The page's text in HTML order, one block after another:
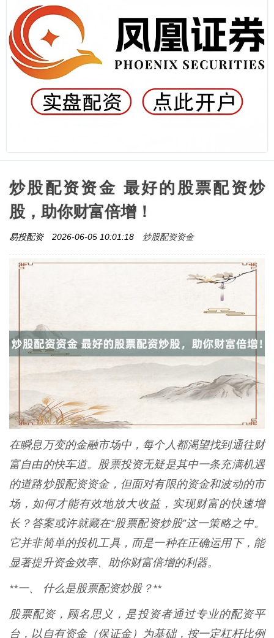
炒股配资资金 最好的股票配资炒
股，助你财富倍增！
易投配资 2026-06-05 10:01:18 炒股配资资金
在瞬息万变的金融市场中，每个人都渴望找到通往财
富自由的快车道。股票投资无疑是其中一条充满机遇
的道路炒股配资资金，但面对有限的资金和波动的市
场，如何才能有效地放大收益，实现财富的快速增
长？答案或许就藏在“股票配资炒股”这一策略之中。
它并非简单的投机工具，而是一种在正确运用下，能
显著提升资金效率、助你财富倍增的利器。
**一、 什么是股票配资炒股？**
股票配资，顾名思义，是投资者通过专业的配资平
台，以自有资金（保证金）为基础，按一定杠杆比例